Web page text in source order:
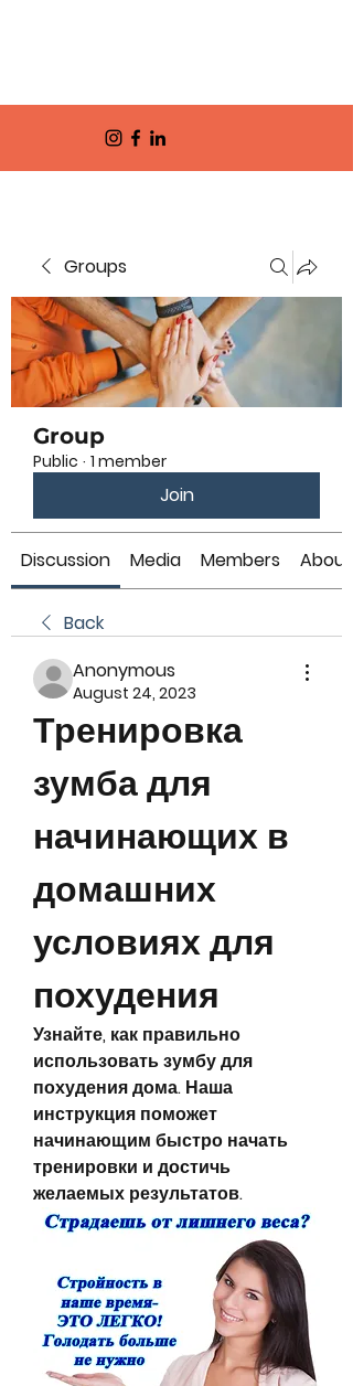
Groups
Group
Public · 1 member
Join
Discussion Media Members About
Back
Anonymous
August 24, 2023
Тренировка
зумба для
начинающих в
домашних
условиях для
похудения
Узнайте, как правильно
использовать зумбу для
похудения дома. Наша
инструкция поможет
начинающим быстро начать
тренировки и достичь
желаемых результатов.